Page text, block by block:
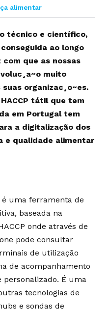
alimentar
técnico e científico,
ao longo
que as nossas
muito
organizac¸o~es.
tátil que tem
em Portugal tem
a digitalização dos
e qualidade alimentar
é uma ferramenta de
baseada na
onde através de
pode consultar
de utilização
de acompanhamento
personalizado. É uma
tecnologias de
e sondas de